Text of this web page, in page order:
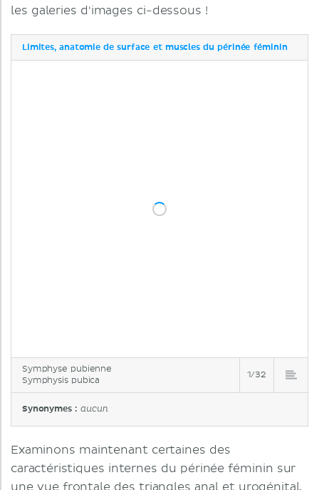
les galeries d'images ci-dessous !
Limites, anatomie de surface et muscles du périnée féminin
Symphyse pubienne
Symphysis pubica
1/32
Synonymes :aucun
Examinons maintenant certaines des
caractéristiques internes du périnée féminin sur
une vue frontale des triangles anal et urogénital.